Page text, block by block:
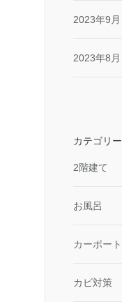
2023年9月
2023年8月
カテゴリー
2階建て
お風呂
カーポート
カビ対策